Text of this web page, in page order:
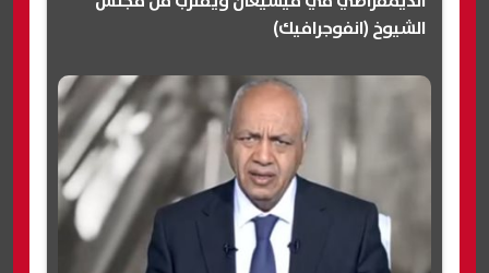
الشيوخ (انفوجرافيك)